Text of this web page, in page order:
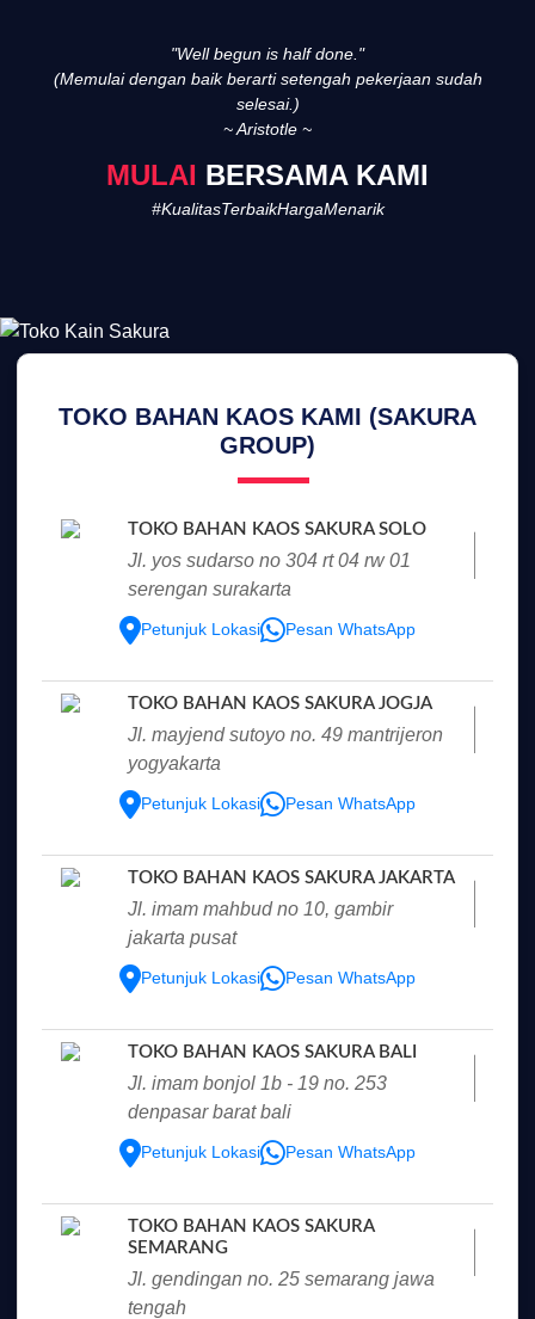
"Well begun is half done."
(Memulai dengan baik berarti setengah pekerjaan sudah
selesai.)
~ Aristotle ~
BERSAMA KAMI
#KualitasTerbaikHargaMenarik
TOKO BAHAN KAOS KAMI (SAKURA
GROUP)
TOKO BAHAN KAOS SAKURA SOLO
jl. yos sudarso no 304 rt 04 rw 01
serengan surakarta
Petunjuk Lokasi Pesan WhatsApp
TOKO BAHAN KAOS SAKURA JOGJA
jl. mayjend sutoyo no. 49 mantrijeron
yogyakarta
Petunjuk Lokasi Pesan WhatsApp
TOKO BAHAN KAOS SAKURA JAKARTA
jl. imam mahbud no 10, gambir
jakarta pusat
Petunjuk Lokasi Pesan WhatsApp
TOKO BAHAN KAOS SAKURA BALI
jl. imam bonjol 1b - 19 no. 253
denpasar barat bali
Petunjuk Lokasi Pesan WhatsApp
TOKO BAHAN KAOS SAKURA
SEMARANG
jl. gendingan no. 25 semarang jawa
tengah